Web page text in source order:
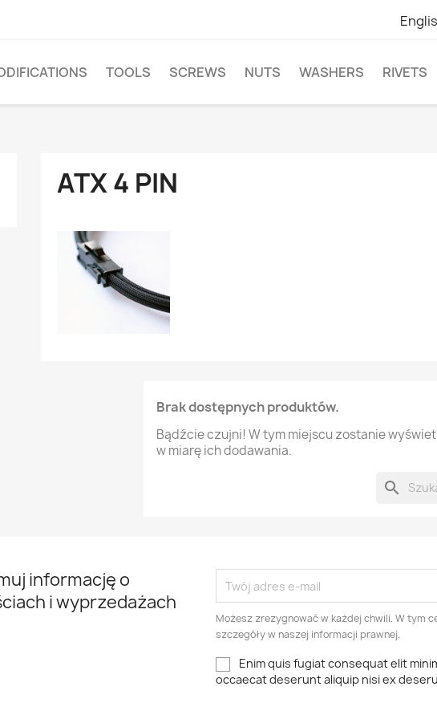
TOOLS SCREWS NUTS WASHERS RIVETS
ATX 4 PIN
Brak dostępnych produktów.
Bądźcie czujni! W tym miejscu zostanie
w miarę ich dodawania.
search
informację o
i wyprzedażach
Możesz zrezygnować w każdej chwili. W tym
szczegóły w naszej informacji prawnej.
Enim quis fugiat consequat elit
occaecat deserunt aliquip nisi ex